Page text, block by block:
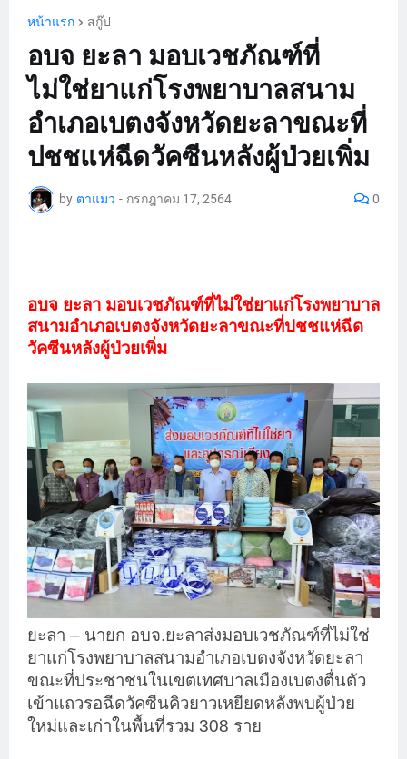
หน้าแรก สกู๊ป
อบจ ยะลา มอบเวชภัณฑ์ที่
ไม่ใช่ยาแก่โรงพยาบาลสนาม
อำเภอเบตงจังหวัดยะลาขณะที่
ปชชแห่ฉีดวัคซีนหลังผู้ป่วยเพิ่ม
by ตาแมว - กรกฎาคม 17, 2564 0
อบจ ยะลา มอบเวชภัณฑ์ที่ไม่ใช่ยาแก่โรงพยาบาล
สนามอำเภอเบตงจังหวัดยะลาขณะที่ปชชแห่ฉีด
วัคซีนหลังผู้ป่วยเพิ่ม
ยะลา – นายก อบจ.ยะลาส่งมอบเวชภัณฑ์ที่ไม่ใช่
ยาแก่โรงพยาบาลสนามอำเภอเบตงจังหวัดยะลา
ขณะที่ประชาชนในเขตเทศบาลเมืองเบตงตื่นตัว
เข้าแถวรอฉีดวัคซีนคิวยาวเหยียดหลังพบผู้ป่วย
ใหม่และเก่าในพื้นที่รวม 308 ราย